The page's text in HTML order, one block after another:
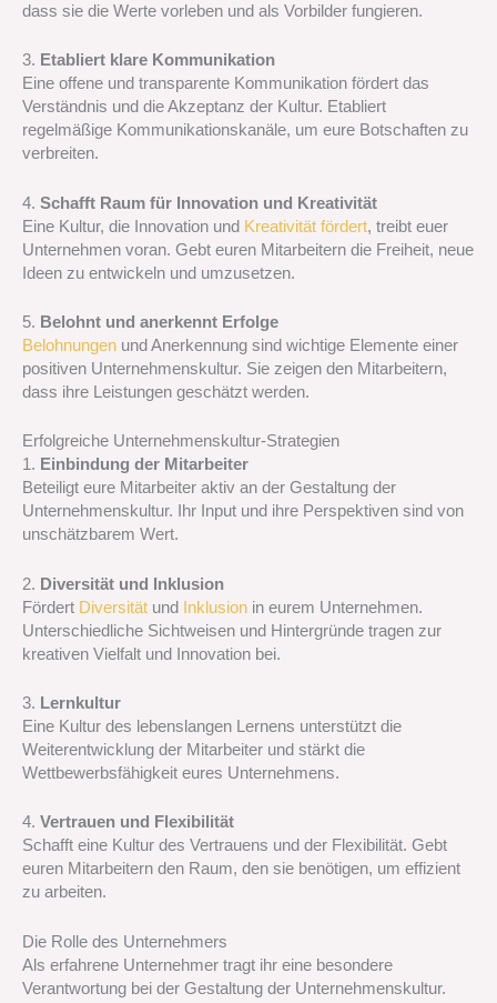
dass sie die Werte vorleben und als Vorbilder fungieren.
3. Etabliert klare Kommunikation
Eine offene und transparente Kommunikation fördert das
Verständnis und die Akzeptanz der Kultur. Etabliert
regelmäßige Kommunikationskanäle, um eure Botschaften zu
verbreiten.
4. Schafft Raum für Innovation und Kreativität
Eine Kultur, die Innovation und Kreativität fördert, treibt euer
Unternehmen voran. Gebt euren Mitarbeitern die Freiheit, neue
Ideen zu entwickeln und umzusetzen.
5. Belohnt und anerkennt Erfolge
Belohnungen und Anerkennung sind wichtige Elemente einer
positiven Unternehmenskultur. Sie zeigen den Mitarbeitern,
dass ihre Leistungen geschätzt werden.
Erfolgreiche Unternehmenskultur-Strategien
1. Einbindung der Mitarbeiter
Beteiligt eure Mitarbeiter aktiv an der Gestaltung der
Unternehmenskultur. Ihr Input und ihre Perspektiven sind von
unschätzbarem Wert.
2. Diversität und Inklusion
Fördert Diversität und Inklusion in eurem Unternehmen.
Unterschiedliche Sichtweisen und Hintergründe tragen zur
kreativen Vielfalt und Innovation bei.
3. Lernkultur
Eine Kultur des lebenslangen Lernens unterstützt die
Weiterentwicklung der Mitarbeiter und stärkt die
Wettbewerbsfähigkeit eures Unternehmens.
4. Vertrauen und Flexibilität
Schafft eine Kultur des Vertrauens und der Flexibilität. Gebt
euren Mitarbeitern den Raum, den sie benötigen, um effizient
zu arbeiten.
Die Rolle des Unternehmers
Als erfahrene Unternehmer tragt ihr eine besondere
Verantwortung bei der Gestaltung der Unternehmenskultur.